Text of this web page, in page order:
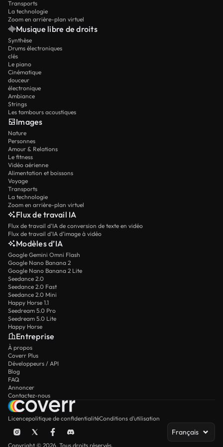
Transports
La technologie
Zoom en arrière-plan virtuel
Musique libre de droits
Synthèse
Drums électroniques
clés
Le piano
Cinématique
douceur
électronique
Ambiance
Strings
Les tambours acoustiques
Images
Nature
Personnes
Amour & Relations
Le fitness
Vidéo aérienne
Alimentation et boissons
Voyage
Transports
La technologie
Zoom en arrière-plan virtuel
Flux de travail IA
Flux de travail d’IA de conversion de texte en vidéo
Flux de travail d’IA d’image à vidéo
Modèles d’IA
Google Gemini Omni Flash
Google Nano Banana 2
Google Nano Banana 2 Lite
Seedance 2.0
Seedance 2.0 Fast
Seedance 2.0 Mini
Happy Horse 1.1
Seedream 5.0 Pro
Seedream 5.0 Lite
Happy Horse
Entreprise
À propos
Coverr Plus
Développeurs / API
Blog
FAQ
Annoncer
Contactez-nous
Licencepolitique de confidentialitéConditions d’utilisation
Français
Copyright © 2026. Tous droits réservés.